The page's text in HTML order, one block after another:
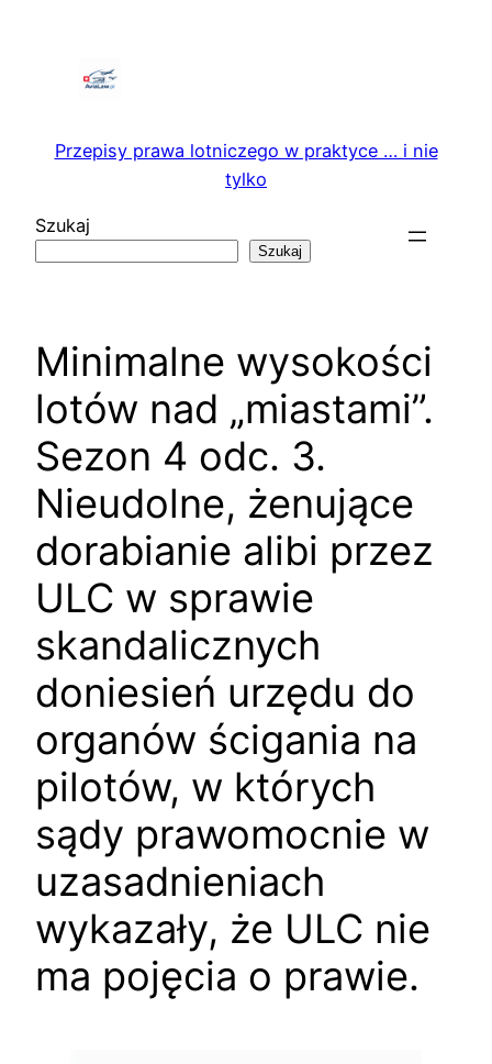
Przepisy prawa lotniczego w praktyce … i nie
tylko
Szukaj
Szukaj
Minimalne wysokości
lotów nad „miastami”.
Sezon 4 odc. 3.
Nieudolne, żenujące
dorabianie alibi przez
ULC w sprawie
skandalicznych
doniesień urzędu do
organów ścigania na
pilotów, w których
sądy prawomocnie w
uzasadnieniach
wykazały, że ULC nie
ma pojęcia o prawie.